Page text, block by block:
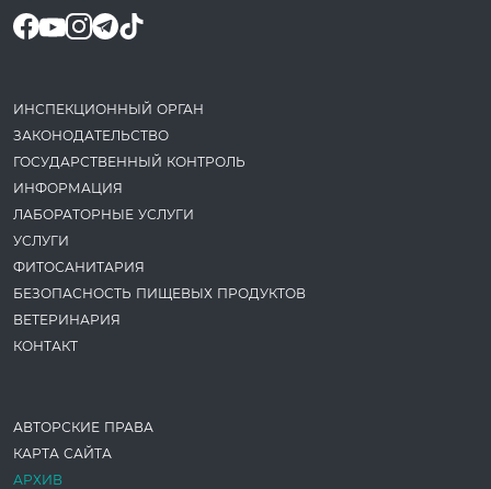
ИНСПЕКЦИОННЫЙ ОРГАН
ЗАКОНОДАТЕ­ЛЬСТВО
ГОСУДАРСТВЕННЫЙ КОНТРОЛЬ
ИНФОРМАЦИЯ
ЛАБОРАТОРНЫЕ УСЛУГИ
УСЛУГИ
ФИТОСАНИТАРИЯ
БЕЗОПАСНОСТЬ ПИЩЕВЫХ ПРОДУКТОВ
ВЕТЕРИНАРИЯ
КОНТАКТ
АВТОРСКИЕ ПРАВА
КАРТА САЙТА
АРХИВ